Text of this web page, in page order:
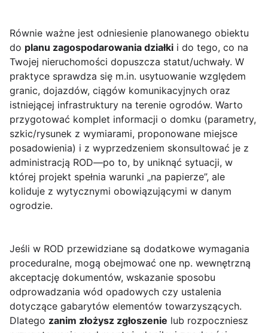
Równie ważne jest odniesienie planowanego obiektu
do planu zagospodarowania działki i do tego, co na
Twojej nieruchomości dopuszcza statut/uchwały. W
praktyce sprawdza się m.in. usytuowanie względem
granic, dojazdów, ciągów komunikacyjnych oraz
istniejącej infrastruktury na terenie ogrodów. Warto
przygotować komplet informacji o domku (parametry,
szkic/rysunek z wymiarami, proponowane miejsce
posadowienia) i z wyprzedzeniem skonsultować je z
administracją ROD—po to, by uniknąć sytuacji, w
której projekt spełnia warunki „na papierze”, ale
koliduje z wytycznymi obowiązującymi w danym
ogrodzie.
Jeśli w ROD przewidziane są dodatkowe wymagania
proceduralne, mogą obejmować one np. wewnętrzną
akceptację dokumentów, wskazanie sposobu
odprowadzania wód opadowych czy ustalenia
dotyczące gabarytów elementów towarzyszących.
Dlatego zanim złożysz zgłoszenie lub rozpoczniesz